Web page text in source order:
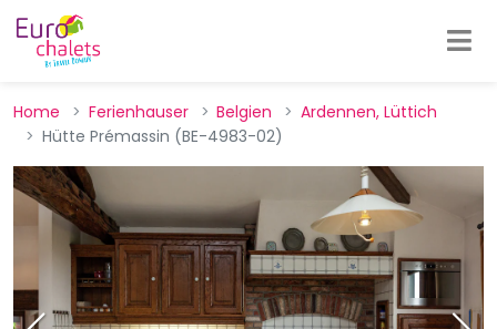
Home Ferienhauser Belgien
Ardennen, Lüttich
Hütte Prémassin (BE-4983-02)